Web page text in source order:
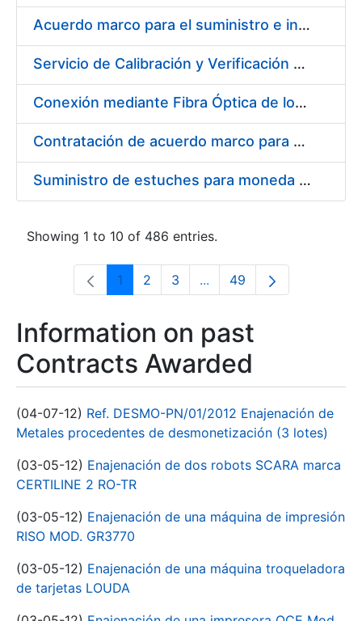
Acuerdo marco para el suministro e instalación de persianas, estores y otros complementos
Servicio de Calibración y Verificación Externa de los Equipos de Medición del Servicio de Prevención de la FNMT-RCM
Conexión mediante Fibra Óptica de los Centros de Proceso de Datos (CPDs) de las sedes de la FNMT-RCM de Burgos y Madrid
Contratación de acuerdo marco para el Suministro de Material de Electricidad para la Fábrica Nacional de Moneda y Timbre-Real Casa de la Moneda en su centro de trabajo de Burgos
Suministro de estuches para moneda de 30 €
Showing 1 to 10 of 486 entries.
Page
1 Page
2 Page
3 ...Intermediate Pages Use
Page
49
Information on past
Contracts Awarded
(04-07-12) Ref. DESMO-PN/01/2012 Enajenación de
Metales procedentes de desmonetización (3 lotes)
(03-05-12) Enajenación de dos robots SCARA marca
CERTILINE 2 RO-TR
(03-05-12) Enajenación de una máquina de impresión
RISO MOD. GR3770
(03-05-12) Enajenación de una máquina troqueladora
de tarjetas LOUDA